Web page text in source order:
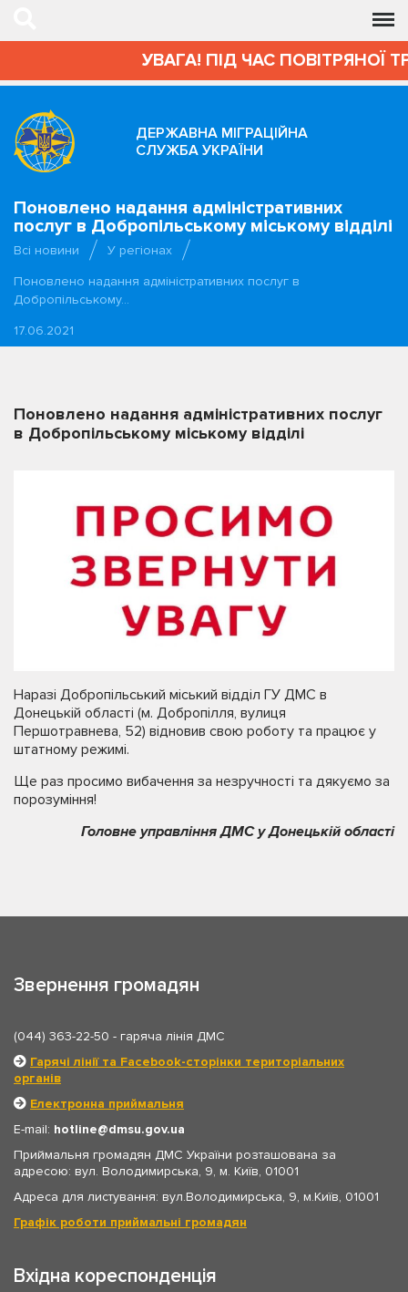
УВАГА! ПІД ЧАС ПОВІТРЯНОЇ
ДЕРЖАВНА МІГРАЦІЙНА
СЛУЖБА УКРАЇНИ
Поновлено надання адміністративних
послуг в Добропільському міському відділі
Всі новини
У регіонах
Поновлено надання адміністративних послуг в
Добропільському…
17.06.2021
Поновлено надання адміністративних послуг
в Добропільському міському відділі
Наразі Добропільський міський відділ ГУ ДМС в
Донецькій області (м. Добропілля, вулиця
Першотравнева, 52) відновив свою роботу та працює у
штатному режимі.
Ще раз просимо вибачення за незручності та дякуємо за
порозуміння!
Головне управління ДМС у Донецькій області
Звернення громадян
(044) 363-22-50 - гаряча лінія ДМС
Гарячі лінії та Facebook-сторінки територіальних
органів
Електронна приймальня
E-mail: hotline
dmsu.gov.ua
Приймальня громадян ДМС України розташована за
адресою: вул. Володимирська, 9, м. Київ, 01001
Адреса для листування: вул.Володимирська, 9, м.Київ, 01001
Графік роботи приймальні громадян
Вхідна кореспонденція